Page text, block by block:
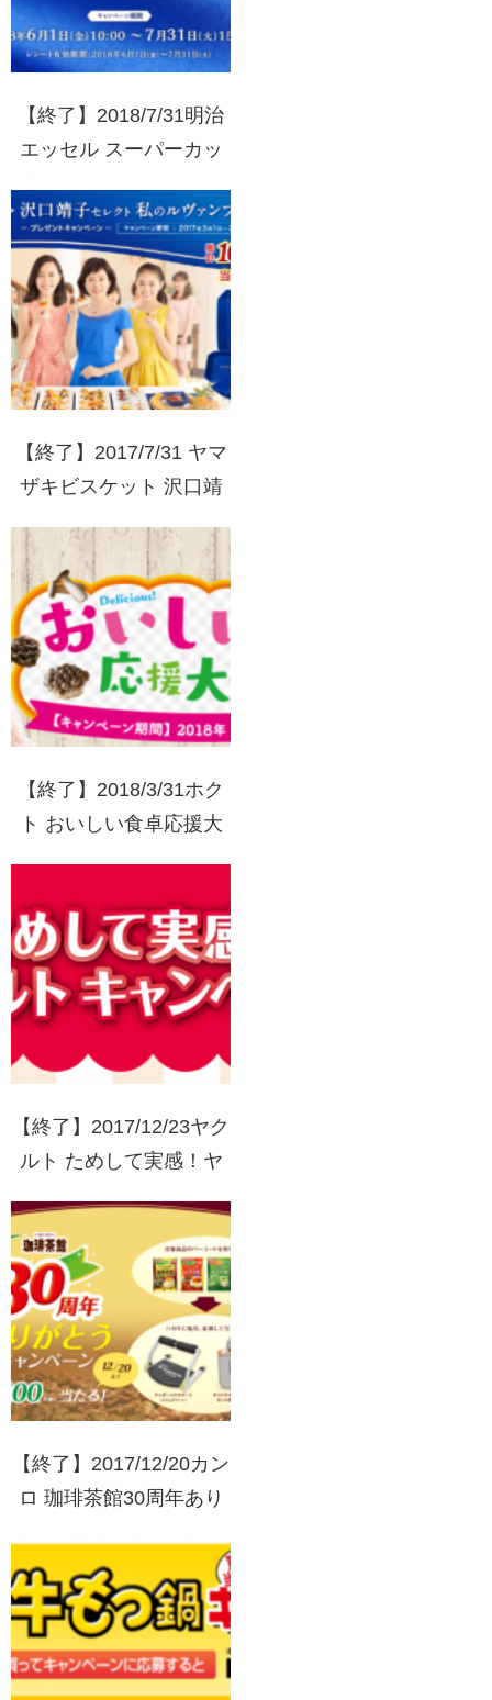
【終了】2018/7/31明治
エッセル スーパーカッ
沢キャンペーン
【終了】2017/7/31 ヤマ
ザキビスケット 沢口靖
ンプレートプレゼントキ
ャンペーン
【終了】2018/3/31ホク
ト おいしい食卓応援大
【終了】2017/12/23ヤク
ルト ためして実感！ヤ
【終了】2017/12/20カン
ロ 珈琲茶館30周年あり